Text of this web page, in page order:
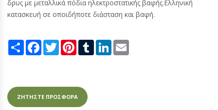
δρυς με μεταλλικά πόδια ηλεκτροστατικής βαφής.Ελληνική
κατασκευή σε οποιδήποτε διάσταση και βαφή.
Share Facebook
TwitterPinterestTumblrLinkedIn
ΖΗΤΗΣΤΕ ΠΡΟΣΦΟΡΑ